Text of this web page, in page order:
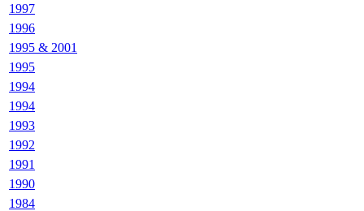
1997
1996
1995 & 2001
1995
1994
1994
1993
1992
1991
1990
1984